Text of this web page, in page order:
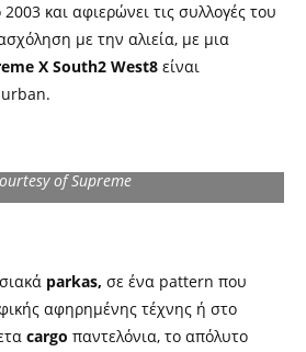
και αφιερώνει τις συλλογές του
με την αλιεία, με μια
X South2 West8 είναι
of Supreme
parkas, σε ένα pattern που
αφηρημένης τέχνης ή στο
cargo παντελόνια, το απόλυτο